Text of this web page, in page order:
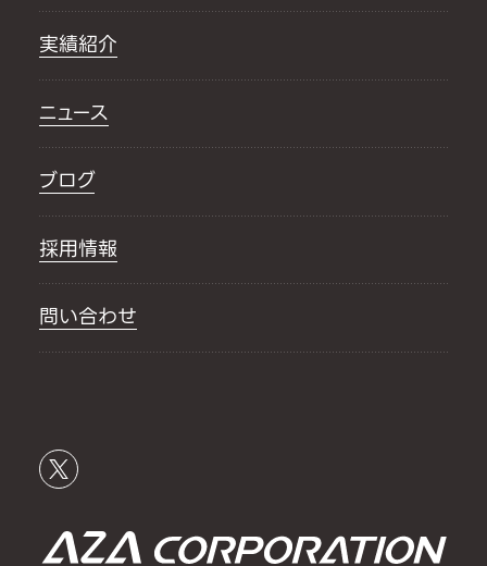
実績紹介
ニュース
ブログ
採用情報
問い合わせ